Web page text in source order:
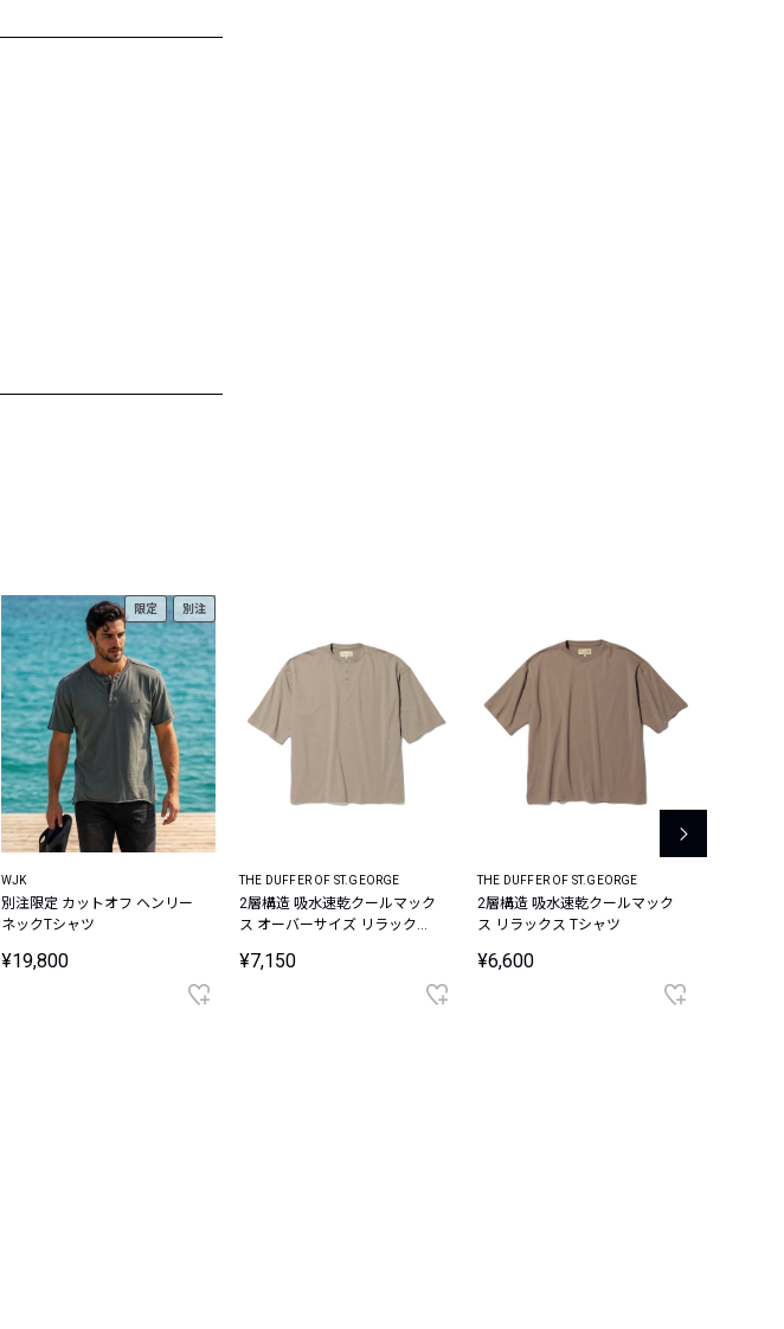
限定 別注
WJK
別注限定 カットオフ ヘンリー
ネックTシャツ
¥19,800
THE DUFFER OF ST.GEORGE
2層構造 吸水速乾クールマック
ス オーバーサイズ リラックス
¥7,150
THE DUFFER OF ST.GEORGE
2層構造 吸水速乾クールマック
ス リラックス Tシャツ
¥6,600